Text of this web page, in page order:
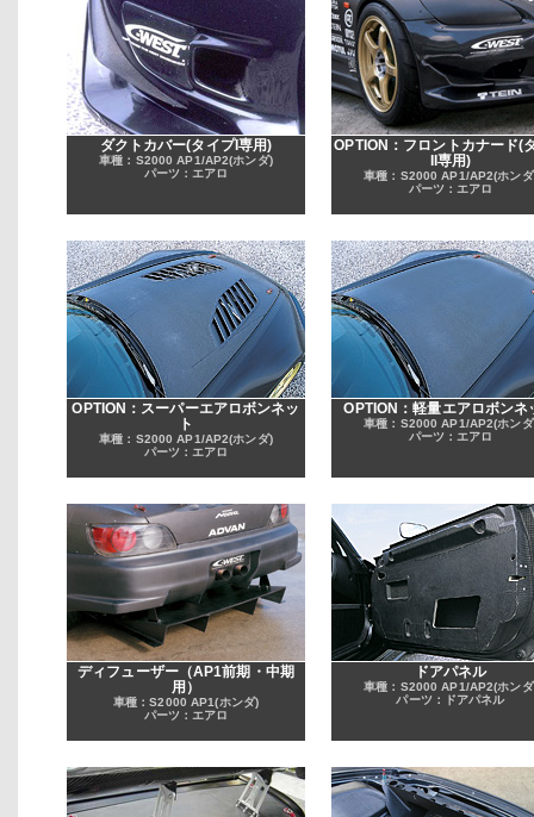
ダクトカバー(タイプI専用)
車種：S2000 AP1/AP2(ホンダ)
パーツ：エアロ
OPTION：フロントカナード(
II専用)
車種：S2000 AP1/AP2(ホン
パーツ：エアロ
OPTION：スーパーエアロボンネッ
ト
車種：S2000 AP1/AP2(ホンダ)
パーツ：エアロ
OPTION：軽量エアロボンネ
車種：S2000 AP1/AP2(ホン
パーツ：エアロ
ディフューザー（AP1前期・中期
用）
車種：S2000 AP1(ホンダ)
パーツ：エアロ
ドアパネル
車種：S2000 AP1/AP2(ホン
パーツ：ドアパネル